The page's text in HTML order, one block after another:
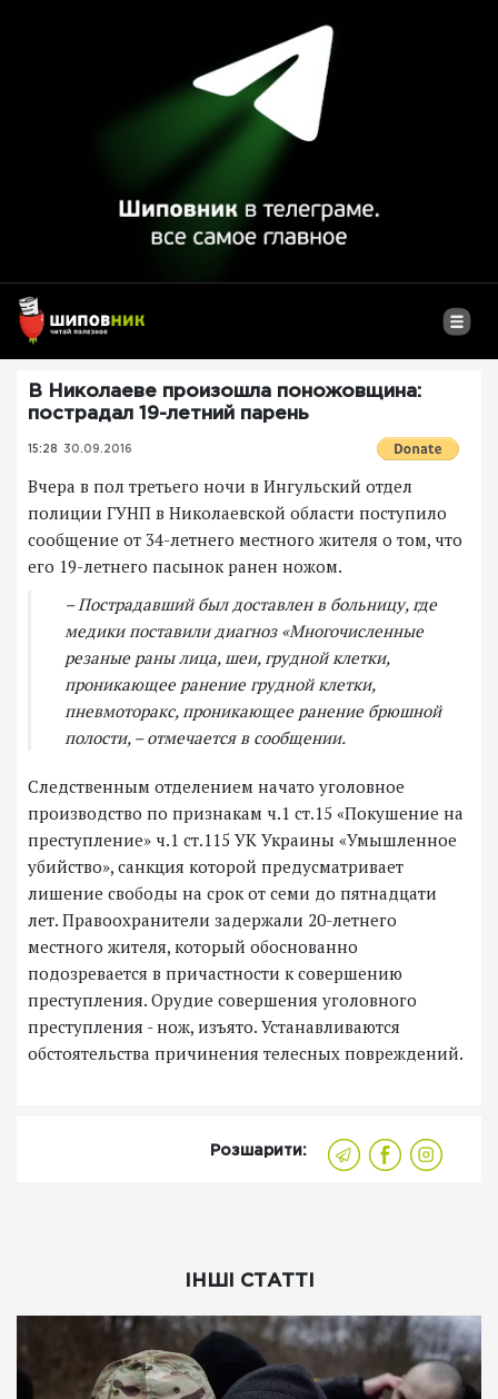
В Николаеве произошла поножовщина:
пострадал 19-летний парень
15:28 30.09.2016
Вчера в пол третьего ночи в Ингульский отдел
полиции ГУНП в Николаевской области поступило
сообщение от 34-летнего местного жителя о том, что
его 19-летнего пасынок ранен ножом.
– Пострадавший был доставлен в больницу, где
медики поставили диагноз «Многочисленные
резаные раны лица, шеи, грудной клетки,
проникающее ранение грудной клетки,
пневмоторакс, проникающее ранение брюшной
полости, – отмечается в сообщении.
Следственным отделением начато уголовное
производство по признакам ч.1 ст.15 «Покушение на
преступление» ч.1 ст.115 УК Украины «Умышленное
убийство», санкция которой предусматривает
лишение свободы на срок от семи до пятнадцати
лет. Правоохранители задержали 20-летнего
местного жителя, который обоснованно
подозревается в причастности к совершению
преступления. Орудие совершения уголовного
преступления - нож, изъято. Устанавливаются
обстоятельства причинения телесных повреждений.
Розшарити:
ІНШІ СТАТТІ